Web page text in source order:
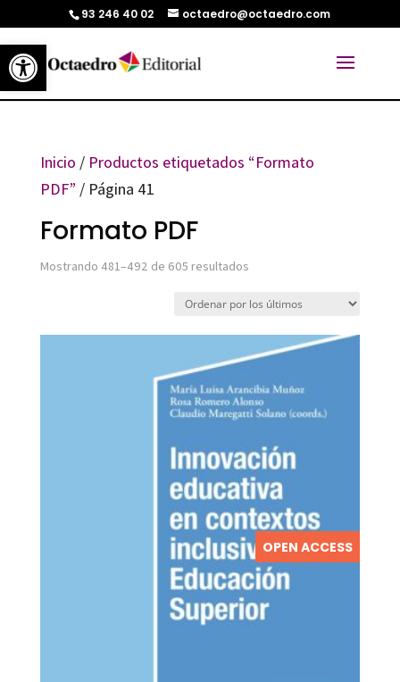
Abrir barra de herramientas
93 246 40 02 octaedro@octaedro.com
Inicio / Productos etiquetados “Formato
PDF” / Página 41
Formato PDF
Mostrando 481–492 de 605 resultadosOrdenado
últimos
OPEN ACCESS